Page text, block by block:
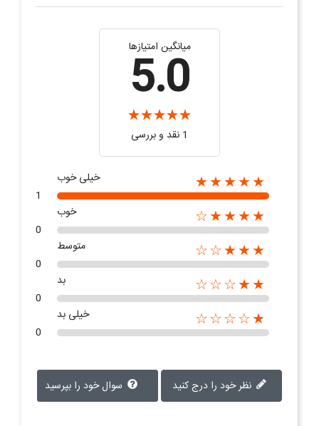
میانگین امتیازها
5.0
1 نقد و بررسی
★★★★★
خیلی خوب
1
★★★★☆
خوب
0
★★★☆☆
متوسط
0
★★☆☆☆
بد
0
★☆☆☆☆
خیلی بد
0
سوال خود را بپرسید